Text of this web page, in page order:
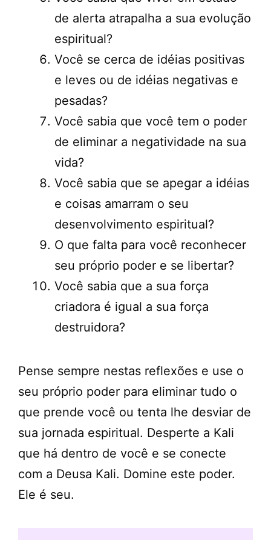
de alerta atrapalha a sua evolução
espiritual?
Você se cerca de idéias positivas
e leves ou de idéias negativas e
pesadas?
Você sabia que você tem o poder
de eliminar a negatividade na sua
vida?
Você sabia que se apegar a idéias
e coisas amarram o seu
desenvolvimento espiritual?
O que falta para você reconhecer
seu próprio poder e se libertar?
Você sabia que a sua força
criadora é igual a sua força
destruidora?
Pense sempre nestas reflexões e use o
seu próprio poder para eliminar tudo o
que prende você ou tenta lhe desviar de
sua jornada espiritual. Desperte a Kali
que há dentro de você e se conecte
com a Deusa Kali. Domine este poder.
Ele é seu.